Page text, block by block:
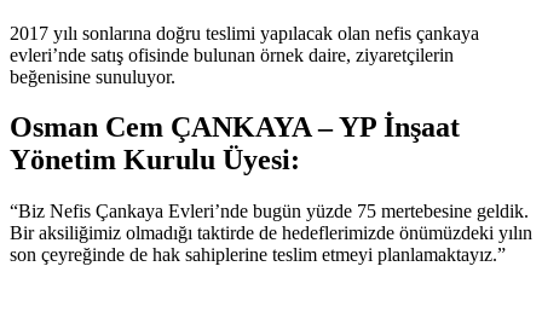
2017 yılı sonlarına doğru teslimi yapılacak olan nefis çankaya
evleri’nde satış ofisinde bulunan örnek daire, ziyaretçilerin
beğenisine sunuluyor.
Osman Cem ÇANKAYA – YP İnşaat
Yönetim Kurulu Üyesi:
“Biz Nefis Çankaya Evleri’nde bugün yüzde 75 mertebesine geldik.
Bir aksiliğimiz olmadığı taktirde de hedeflerimizde önümüzdeki yılın
son çeyreğinde de hak sahiplerine teslim etmeyi planlamaktayız.”